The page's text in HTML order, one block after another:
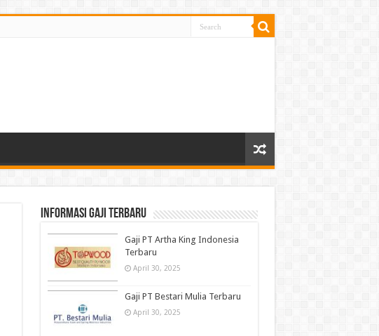
informasi gaji terbaru
Gaji PT Artha King Indonesia
Terbaru
April 30, 2025
Gaji PT Bestari Mulia Terbaru
April 30, 2025